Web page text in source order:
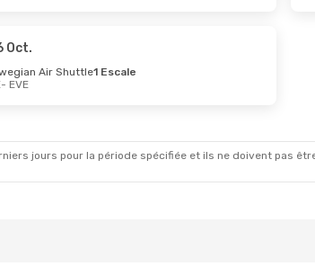
Oct.
Air Shuttle1 Escale
- EVE
jours pour la période spécifiée et ils ne doivent pas